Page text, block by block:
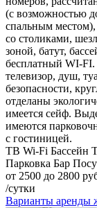
(с возможностью
спальным
со столиками,
зоной, батут,
бесплатный WI-
телевизор, душ,
безопасности,
отделаны
имеется сейф.
имеются
с гостиницей.
ТВ Wi-Fi Бассейн
Парковка Бар
от 2500 до 2800
/сутки
Варианты аренды